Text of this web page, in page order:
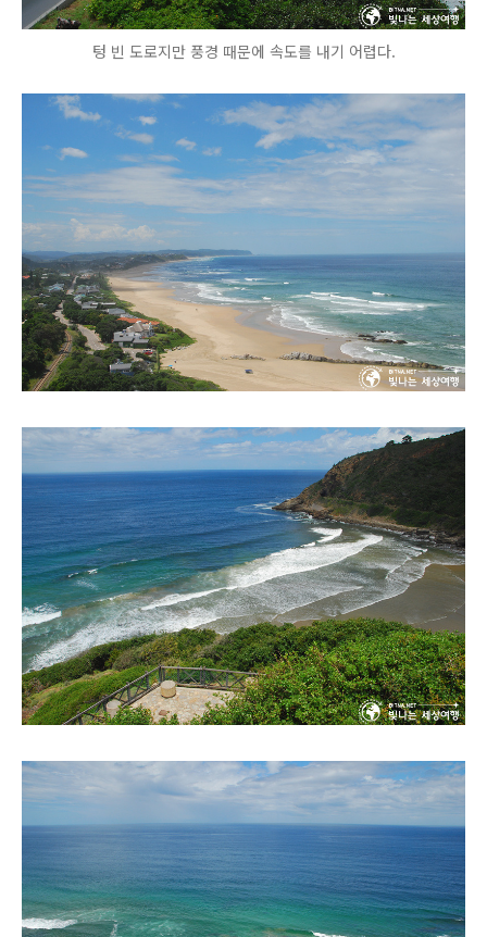
텅 빈 도로지만 풍경 때문에 속도를 내기 어렵다.